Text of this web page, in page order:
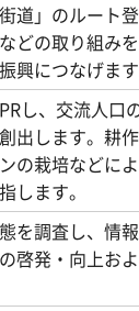
道」のルート
どの取り組み
興につなげます
し、交流人口
出します。耕
の栽培などに
します。
を調査し、情
啓発・向上お